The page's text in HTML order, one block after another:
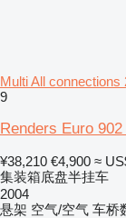
Multi All
9
Renders Euro
¥38,210 €4,900 ≈
集装箱底盘半挂车
2004
悬架 空气/空气 车桥